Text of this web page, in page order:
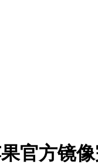
果官方镜